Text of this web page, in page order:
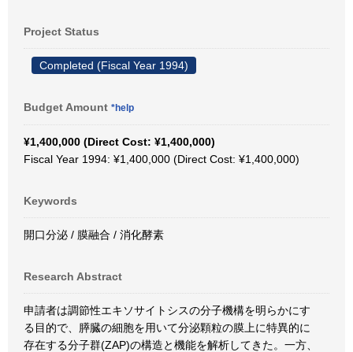
Project Status
Completed (Fiscal Year 1994)
Budget Amount *help
¥1,400,000 (Direct Cost: ¥1,400,000)
Fiscal Year 1994: ¥1,400,000 (Direct Cost: ¥1,400,000)
Keywords
開口分泌 / 膜融合 / 消化酵素
Research Abstract
申請者は調節性エキソサイトシスの分子機構を明らかにす
る目的で、膵臓の細胞を用いて分泌顆粒の膜上に特異的に
存在する分子群(ZAP)の構造と機能を解析してきた。一方、